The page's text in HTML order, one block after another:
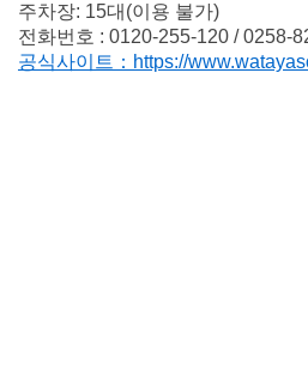
주차장: 15대(이용 불가)
전화번호 : 0120-255-120 / 0258-
공식사이트：https://